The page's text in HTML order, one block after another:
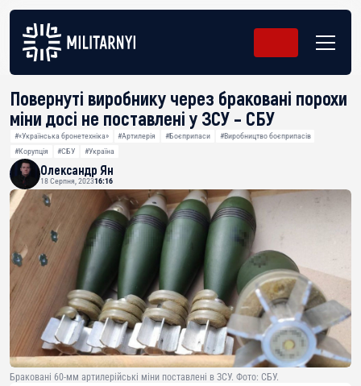
Повернуті виробнику через браковані порохи
міни досі не поставлені у ЗСУ – СБУ
#«Українська бронетехніка» #Артилерія #Боєприпаси
#Виробництво боєприпасів
#Корупція
#СБУ #Україна
Олександр Ян
18 Серпня, 202316:16
Браковані 60-мм артилерійські міни поставлені в ЗСУ. Фото: СБУ.